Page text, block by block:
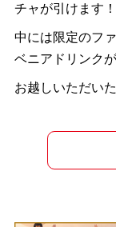
チャが引けます！
中には限定のフ
ベニアドリンク
お越しいただい